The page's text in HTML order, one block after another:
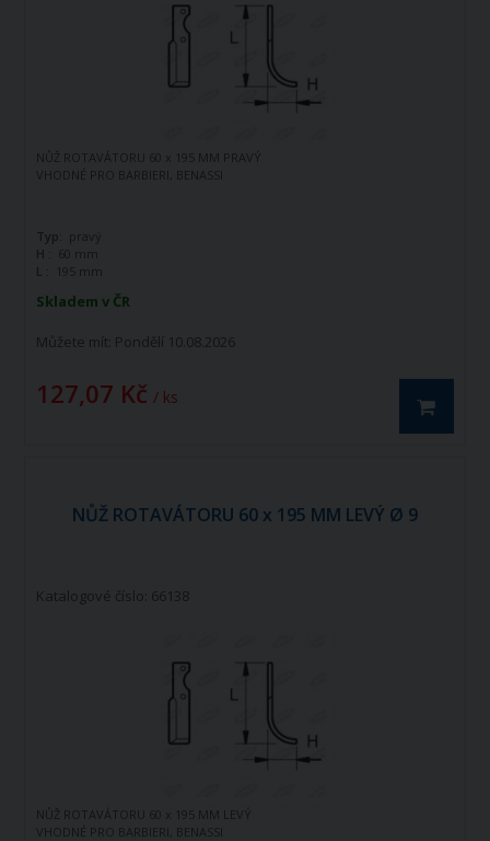
Skladem v ČR
Můžete mít: Pondělí 10.08.2026
127,07 Kč / ks
NŮŽ ROTAVÁTORU 60 x 195 MM PRAVÝ
VHODNÉ PRO BARBIERI, BENASSI
Typ: pravý
H : 60 mm
L :
195 mm
NŮŽ ROTAVÁTORU 60 x 195 MM LEVÝ Ø 9
Katalogové číslo: 66138
NŮŽ ROTAVÁTORU 60 x 195 MM LEVÝ
VHODNÉ PRO BARBIERI, BENASSI